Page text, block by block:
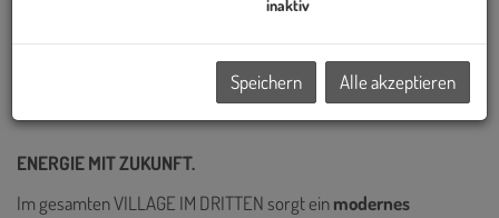
Donaukanal. Auch das VILLAGE IM DRITTEN reiht sich in diese
ENERGIE MIT ZUKUNFT.
Im gesamten VILLAGE IM DRITTEN sorgt einmodernes
inaktiv
Speichern Alle akzeptieren